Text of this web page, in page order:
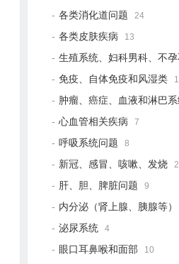
各类消化道问题 24
各类皮肤疾病 13
生殖系统、妇科男科、不孕不育
免疫、自体免疫和风湿类
肿瘤、癌症、血液和淋巴
心血管相关疾病 7
呼吸系统问题 8
新冠、感冒、咳嗽、发烧
肝、胆、脾脏问题 9
内分泌（肾上腺、胰腺等）
泌尿系统 4
眼口耳鼻喉和面部 10